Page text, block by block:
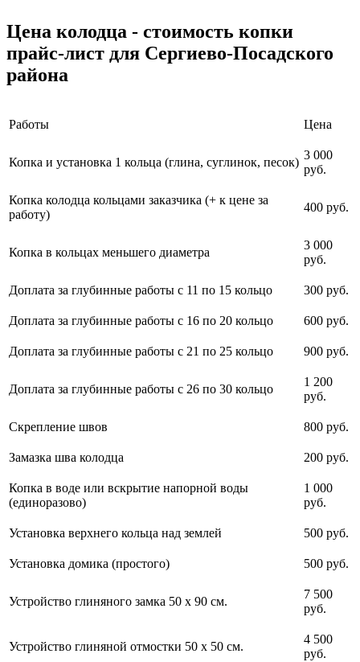
Цена колодца - стоимость копки
прайс-лист для Сергиево-Посадского
района
Работы Цена
Копка и установка 1 кольца (глина, суглинок, песок)
3 000
руб.
Копка колодца кольцами заказчика (+ к цене за
работу)
400 руб.
Копка в кольцах меньшего диаметра
3 000
руб.
Доплата за глубинные работы с 11 по 15 кольцо 300 руб.
Доплата за глубинные работы с 16 по 20 кольцо 600 руб.
Доплата за глубинные работы с 21 по 25 кольцо 900 руб.
Доплата за глубинные работы с 26 по 30 кольцо
1 200
руб.
Скрепление швов 800 руб.
Замазка шва колодца 200 руб.
Копка в воде или вскрытие напорной воды
(единоразово)
1 000
руб.
Установка верхнего кольца над землей 500 руб.
Установка домика (простого) 500 руб.
Устройство глиняного замка 50 х 90 см.
7 500
руб.
Устройство глиняной отмостки 50 х 50 см.
4 500
руб.